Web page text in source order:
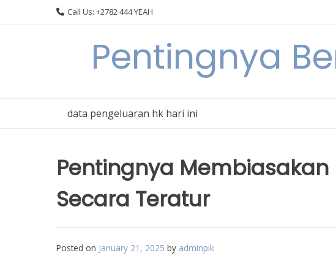
Call Us: +2782 444 YEAH
Pentingnya
data pengeluaran hk hari ini
Pentingnya
Secara Teratur
Posted on January 21, 2025 by adminpik